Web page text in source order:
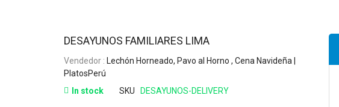
DESAYUNOS FAMILIARES LIMA
Vendedor : Lechón Horneado, Pavo al Horno , Cena Navideña |
PlatosPerú
In stock
SKU DESAYUNOS-DELIVERY
beginning